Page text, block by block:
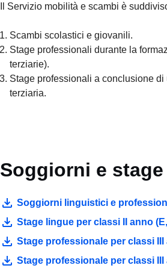
Il Servizio mobilità e scambi è
Scambi scolastici e giovanili.
Stage professionali durante la
terziarie).
Stage professionali a conclusione
terziaria.
Soggiorni e stage
Soggiorni linguistici e
Stage lingue per classi II anno
Stage professionale per classi III
Stage professionale per classi III